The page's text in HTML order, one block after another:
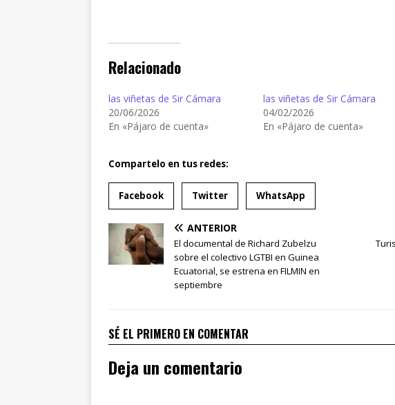
Relacionado
las viñetas de Sir Cámara
20/06/2026
En «Pájaro de cuenta»
las viñetas de Sir Cámara
04/02/2026
En «Pájaro de cuenta»
Compartelo en tus redes:
Facebook Twitter WhatsApp
ANTERIOR
El documental de Richard Zubelzu
sobre el colectivo LGTBI en Guinea
Ecuatorial, se estrena en FILMIN en
septiembre
SÉ EL PRIMERO EN COMENTAR
Deja un comentario